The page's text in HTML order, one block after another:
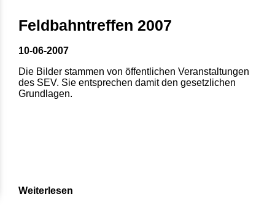
Feldbahntreffen 2007
10-06-2007
Die Bilder stammen von öffentlichen Veranstaltungen
des SEV. Sie entsprechen damit den gesetzlichen
Grundlagen.
Weiterlesen